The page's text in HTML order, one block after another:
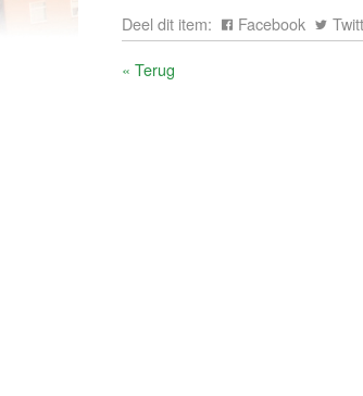
Deel dit item: Facebook
« Terug